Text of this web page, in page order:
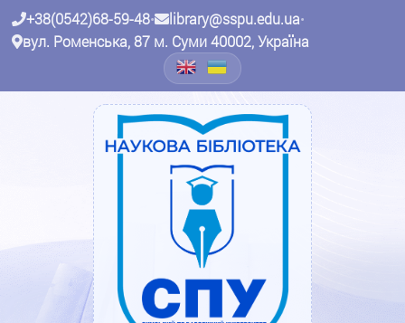
+38(0542)68-59-48• library@sspu.edu.ua•
вул. Роменська, 87 м. Суми 40002, Україна